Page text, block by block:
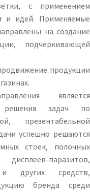
с применением
и идей. Применяемые
на создание
подчеркивающей
продукции
является
решения задач по
успешно решаются
стоек, полочных
паразитов,
и других средств,
бренда среди